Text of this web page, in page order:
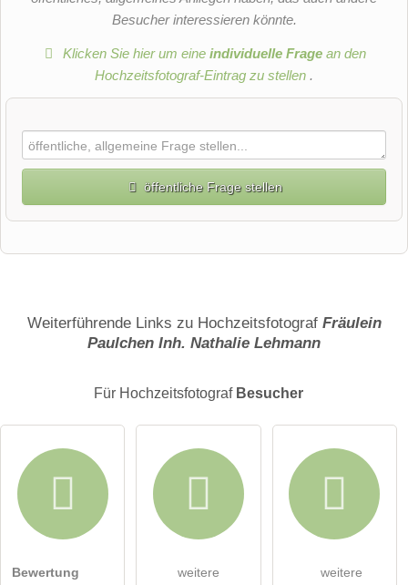
Besucher interessieren könnte.
Klicken Sie hier um eineindividuelle Frage an den
Hochzeitsfotograf-Eintrag zu stellen .
öffentliche Frage stellen
E-Mail-Adresse (wird nicht veröffentlicht)
Weiterführende Links zu Hochzeitsfotograf Fräulein
Paulchen Inh. Nathalie Lehmann
Für Hochzeitsfotograf Besucher
Bewertung
weitere
weitere